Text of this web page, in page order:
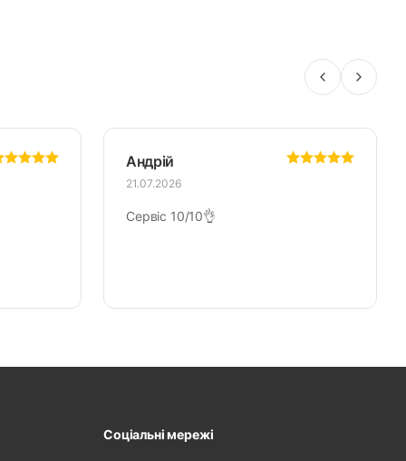
Андрій
21.07.2026
Сервіс 10/10👌
Соціальні мережі